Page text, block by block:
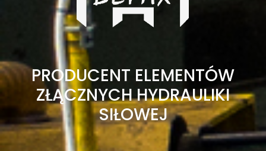
PRODUCENT ELEMENTÓW
ZŁĄCZNYCH HYDRAULIKI
SIŁOWEJ